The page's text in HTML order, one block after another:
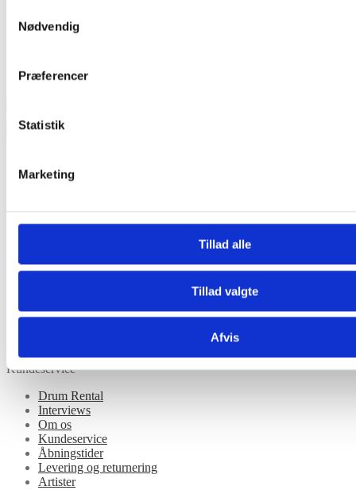
Nødvendig
Præferencer
Statistik
Marketing
Tillad alle
Tillad valgte
Afvis
Tilbud
Bækkener
Tilbehør til trommer
Lydudstyr
Kundeservice
Drum Rental
Interviews
Om os
Kundeservice
Åbningstider
Levering og returnering
Artister